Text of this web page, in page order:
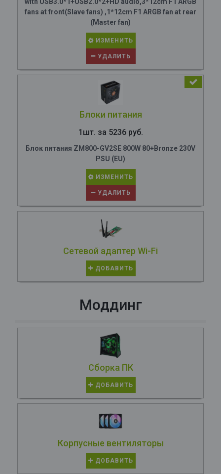
fans at front(Slave fans) ,1*12cm F1 ARGB fan at rear
(Master fan)
ИЗМЕНИТЬ
УДАЛИТЬ
Блоки питания
1шт. за 5236 руб.
Блок питания ZM800-GV2SE 800W 80+Bronze 230V
PSU (EU)
ИЗМЕНИТЬ
УДАЛИТЬ
Сетевой адаптер Wi-Fi
ДОБАВИТЬ
Моддинг
Сборка ПК
ДОБАВИТЬ
Корпусные вентиляторы
ДОБАВИТЬ